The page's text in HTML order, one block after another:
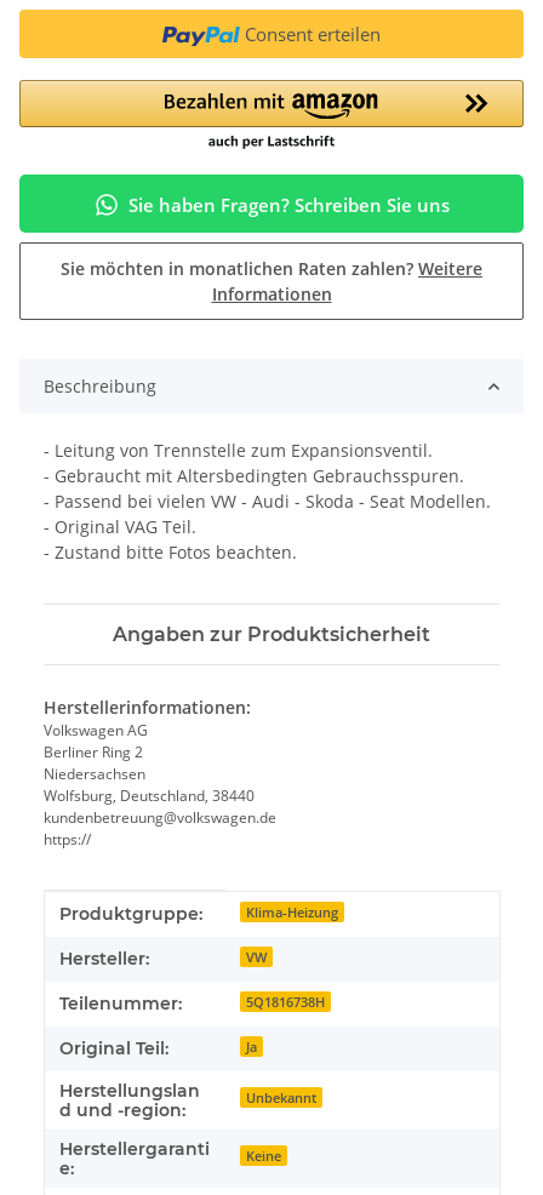
Consent erteilen
Sie haben Fragen? Schreiben Sie uns
Sie möchten in monatlichen Raten zahlen? Weitere
Informationen
Beschreibung
- Leitung von Trennstelle zum Expansionsventil.
- Gebraucht mit Altersbedingten Gebrauchsspuren.
- Passend bei vielen VW - Audi - Skoda - Seat Modellen.
- Original VAG Teil.
- Zustand bitte Fotos beachten.
Angaben zur Produktsicherheit
Herstellerinformationen:
Volkswagen AG
Berliner Ring 2
Niedersachsen
Wolfsburg, Deutschland, 38440
kundenbetreuung@volkswagen.de
https://
Produkteigenschaft
Wert
Produktgruppe: Klima-Heizung
Hersteller: VW
Teilenummer: 5Q1816738H
Original Teil: Ja
Herstellungslan
d und -region:
Unbekannt
Herstellergaranti
e:
Keine